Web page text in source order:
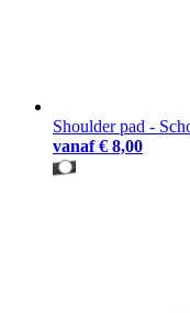
Shoulder pad -
vanaf € 8,00